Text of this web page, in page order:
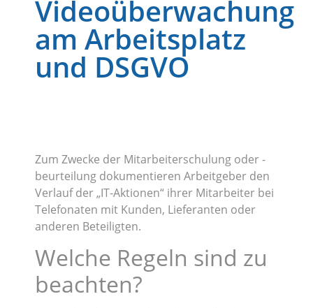
Videoüberwachung
am Arbeitsplatz
und DSGVO
Zum Zwecke der Mitarbeiterschulung oder -
beurteilung dokumentieren Arbeitgeber den
Verlauf der „IT-Aktionen“ ihrer Mitarbeiter bei
Telefonaten mit Kunden, Lieferanten oder
anderen Beteiligten.
Welche Regeln sind zu
beachten?